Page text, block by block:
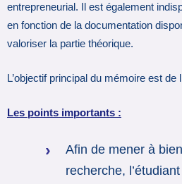
entrepreneurial. Il est également
en fonction de la documentation
valoriser la partie théorique.
L’objectif principal du mémoire est de
Les points importants :
Afin de mener à
recherche,